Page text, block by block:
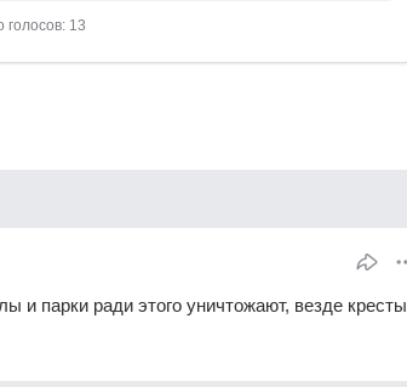
голосов: 13
и парки ради этого уничтожают, везде кресты